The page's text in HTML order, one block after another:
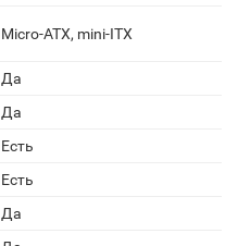
Micro-ATX, mini-ITX
Да
Да
Есть
Есть
Да